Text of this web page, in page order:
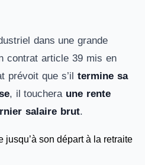
dans une grande
contrat article 39 mis en
prévoit que s’il termine sa
, il touchera une rente
salaire brut.
jusqu’à son départ à la retraite